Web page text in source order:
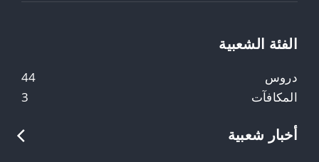
الفئة الشعبية
44
دروس
3
المكافآت
أخبار شعبية